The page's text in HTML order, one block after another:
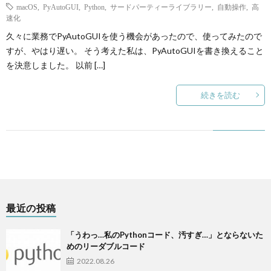
macOS
PyAutoGUI Python サードパーティーライブラリー 自動操作
高
速化
久々に業務でPyAutoGUIを使う機会があったので、使ってみたので
すが、やはり遅い。 そう考えた私は、PyAutoGUIを書き換えること
を決意しました。 以前 […]
続きを読む
最近の投稿
「うわっ…私のPythonコード、汚すぎ…」とならないた
めのリーダブルコード
2022.08.26